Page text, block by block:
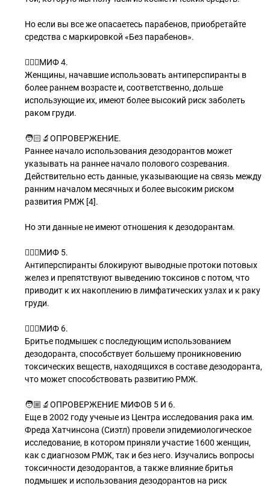
Но если вы все же опасаетесь парабенов, приобретайте
средства с маркировкой «Без парабенов».
🧝🏻‍♂МИФ 4.
Женщины, начавшие использовать антиперспиранты в
более раннем возрасте и, соответственно, дольше
использующие их, имеют более высокий риск заболеть
раком груди.
🧑🏻‍🔬ОПРОВЕРЖЕНИЕ.
Раннее начало использования дезодорантов может
указывать на раннее начало полового созревания.
Действительно есть данные, указывающие на связь между
ранним началом месячных и более высоким риском
развития РМЖ [4].
Но эти данные не имеют отношения к дезодорантам.
🧝🏽‍♂МИФ 5.
Антиперспиранты блокируют выводные протоки потовых
желез и препятствуют выведению токсинов с потом, что
приводит к их накоплению в лимфатических узлах и к раку
груди.
🧝🏻‍♂МИФ 6.
Бритье подмышек с последующим использованием
дезодоранта, способствует большему проникновению
токсических веществ, находящихся в составе дезодоранта,
что может способствовать развитию РМЖ.
🧑🏼‍🔬ОПРОВЕРЖЕНИЕ МИФОВ 5 И 6.
Еще в 2002 году ученые из Центра исследования рака им.
Фреда Хатчинсона (Сиэтл) провели эпидемиологическое
исследование, в котором приняли участие 1600 женщин,
как с диагнозом РМЖ, так и без него. Изучались вопросы
токсичности дезодорантов, а также влияние бритья
подмышек и использования дезодорантов на риск